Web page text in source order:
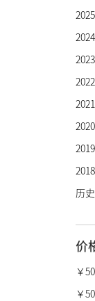
沛
真
柏
宝
历
价
￥
￥